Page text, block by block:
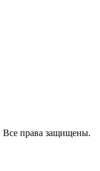
Все права защищены.